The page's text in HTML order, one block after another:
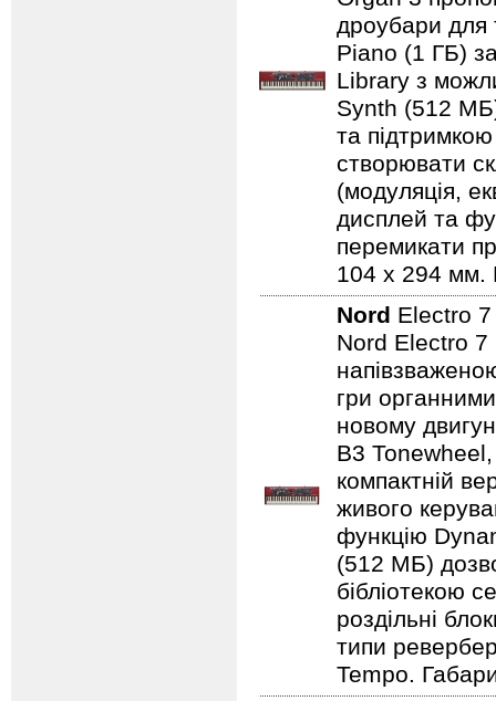
дроубари для
Piano (1 ГБ)
Library з
Synth (512
та
створювати
(модуляція,
дисплей та
перемикати
104 x 294 мм.
Nord Electro
Nord Electro 7
гри
новому
B3
компактній
живого
функцію
(512 МБ)
бібліотекою
роздільні
типи
Tempo.